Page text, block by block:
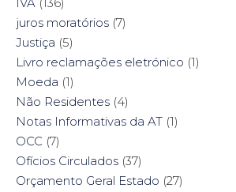
juros moratórios (7)
Justiça (5)
Livro reclamações eletrónico (1)
Moeda (1)
Não Residentes (4)
Notas Informativas da AT (1)
OCC (7)
Ofícios Circulados (37)
Orçamento Geral Estado (27)